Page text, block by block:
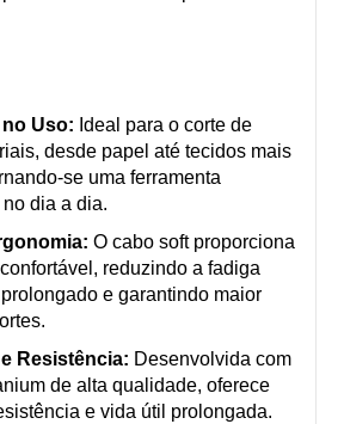
Uso: Ideal para o corte de
desde papel até tecidos mais
se uma ferramenta
dia a dia.
O cabo soft proporciona
reduzindo a fadiga
e garantindo maior
Resistência: Desenvolvida com
de alta qualidade, oferece
e vida útil prolongada.